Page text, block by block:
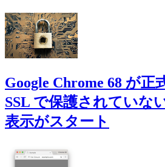
Google Chrome 68 が正
SSL で保護されていな
表示がスタート